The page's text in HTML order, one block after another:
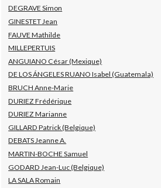
DEGRAVE Simon
GINESTET Jean
FAUVE Mathilde
MILLEPERTUIS
ANGUIANO César (Mexique)
DE LOS ÁNGELES RUANO Isabel (Guatemala)
BRUCH Anne-Marie
DURIEZ Frédérique
DURIEZ Marianne
GILLARD Patrick (Belgique)
DEBATS Jeanne A.
MARTIN-BOCHE Samuel
GODARD Jean-Luc (Belgique)
LA SALA Romain